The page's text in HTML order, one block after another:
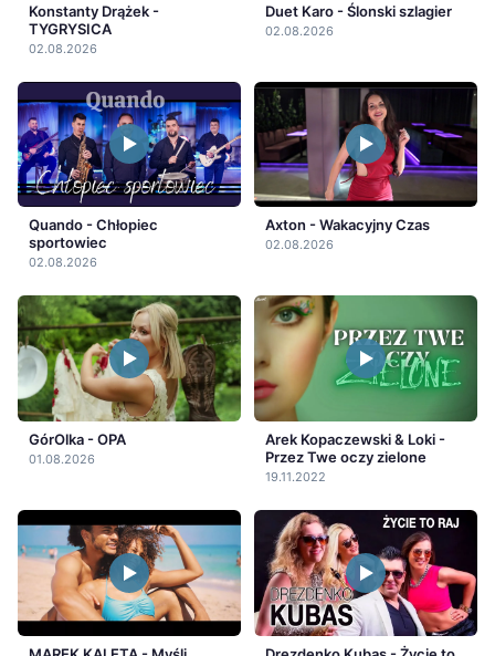
Konstanty Drążek -
TYGRYSICA
02.08.2026
Duet Karo - Ślonski szlagier
02.08.2026
Quando - Chłopiec
sportowiec
02.08.2026
Axton - Wakacyjny Czas
02.08.2026
GórOlka - OPA
01.08.2026
Arek Kopaczewski & Loki -
Przez Twe oczy zielone
19.11.2022